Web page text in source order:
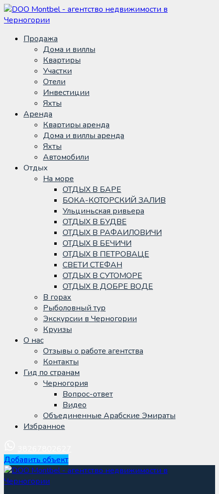
Продажа
Дома и виллы
Квартиры
Участки
Отели
Инвестиции
Яхты
Аренда
Квартиры аренда
Дома и виллы аренда
Яхты
Автомобили
Отдых
На море
ОТДЫХ В БАРЕ
БОКА-КОТОРСКИЙ ЗАЛИВ
Ульциньская ривьера
ОТДЫХ В БУДВЕ
ОТДЫХ В РАФАИЛОВИЧИ
ОТДЫХ В БЕЧИЧИ
ОТДЫХ В ПЕТРОВАЦЕ
СВЕТИ СТЕФАН
ОТДЫХ В СУТОМОРЕ
ОТДЫХ В ДОБРЕ ВОДЕ
В горах
Рыболовный тур
Экскурсии в Черногории
Круизы
О нас
Отзывы о работе агентства
Контакты
Гид по странам
Черногория
Вопрос-ответ
Видео
Объединенные Арабские Эмираты
Избранное
Добавить объект